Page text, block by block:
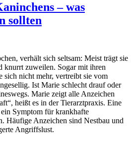
– was
sollten
verhält sich seltsam: Meist trägt sie
knurrt zuweilen. Sogar mit ihren
sich nicht mehr, vertreibt sie vom
Ist Marie schlecht drauf oder
Marie zeigt alle Anzeichen
heißt es in der Tierarztpraxis. Eine
Symptom für krankhafte
Häufige Anzeichen sind Nestbau und
Angriffslust.